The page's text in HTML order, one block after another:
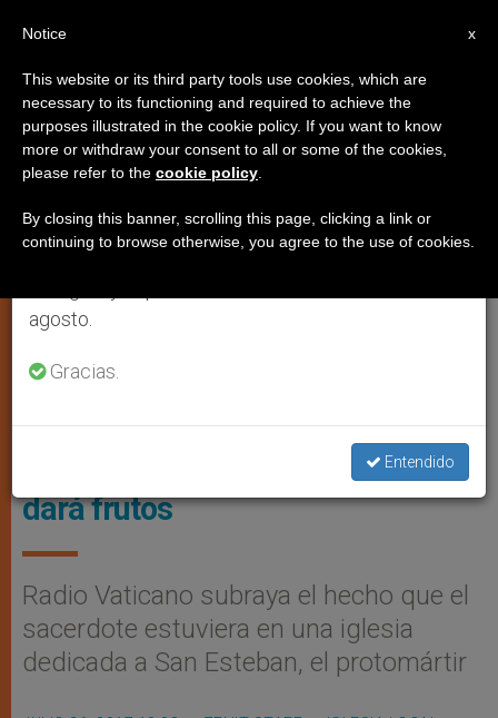
IGLESIA LOCAL
El Presidente Macron En La Conmemoración Del Padre Jacques
Recuerdan el martirio del padre
Jacques Hamel: una semilla que
dará frutos
Radio Vaticano subraya el hecho que el
sacerdote estuviera en una iglesia
dedicada a San Esteban, el protomártir
×
Aviso importante
Del 27 de julio al 7 de agosto haremos la pausa
anual, aprovechando que en el periodo de verano
se generan menos informaciones y también el
agosto.
Gracias.
Entendido
x
Notice
This website or its third party tools use cookies, which are
necessary to its functioning and required to achieve the
purposes illustrated in the cookie policy. If you want to know
more or withdraw your consent to all or some of the cookies,
please refer to the cookie policy
By closing this banner, scrolling this page, clicking a link or
continuing to browse otherwise, you agree to the use of cookies.